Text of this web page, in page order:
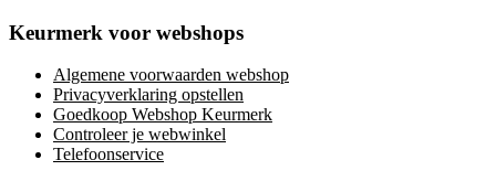
Keurmerk voor webshops
Algemene voorwaarden webshop
Privacyverklaring opstellen
Goedkoop Webshop Keurmerk
Controleer je webwinkel
Telefoonservice